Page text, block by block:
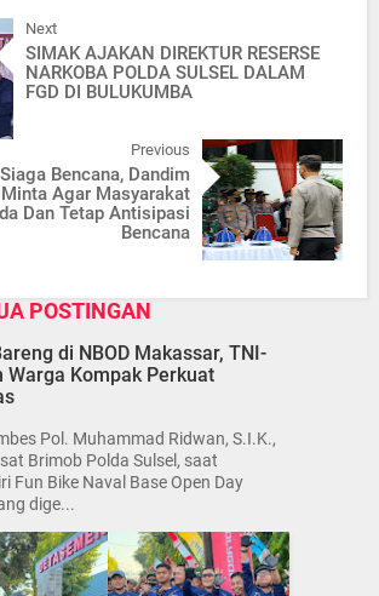
Next
SIMAK AJAKAN DIREKTUR RESERSE
NARKOBA POLDA SULSEL DALAM
FGD DI BULUKUMBA
Previous
Bencana, Dandim
Agar Masyarakat
Dan Tetap Antisipasi
Bencana
POSTINGAN
di NBOD Makassar, TNI-
Warga Kompak Perkuat
Pol. Muhammad Ridwan, S.I.K.,
Brimob Polda Sulsel, saat
Fun Bike Naval Base Open Day
dige...